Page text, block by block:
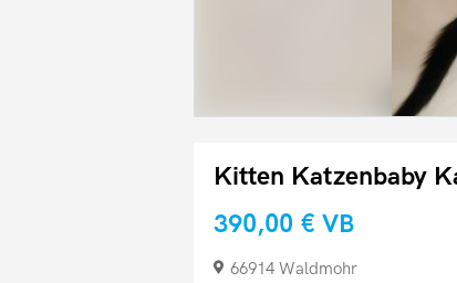
Kitten Katzenbaby
390,00 € VB
66914 Waldmohr